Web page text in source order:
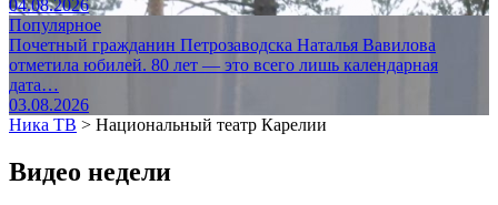
04.08.2026
Популярное
Почетный гражданин Петрозаводска Наталья Вавилова
отметила юбилей. 80 лет — это всего лишь календарная
дата…
03.08.2026
Ника ТВ > Национальный театр Карелии
Видео недели